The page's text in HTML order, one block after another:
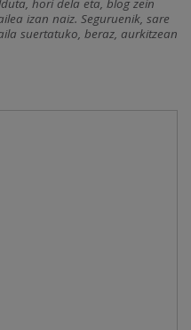
hori dela eta, blog zein
izan naiz. Seguruenik, sare
suertatuko, beraz, aurkitzean